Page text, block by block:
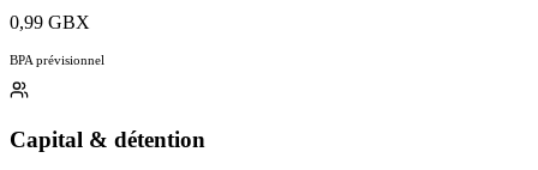
0,99 GBX
BPA prévisionnel
Capital & détention